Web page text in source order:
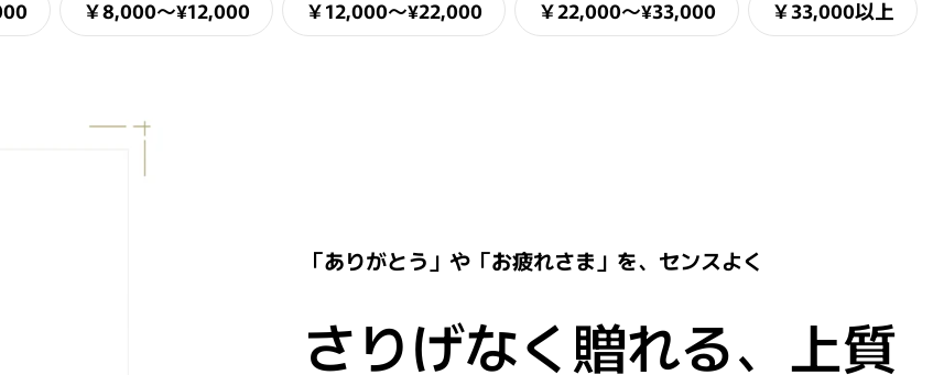
￥8,000〜¥12,000 ￥12,000〜¥22,000 ￥22,000〜¥33,000 ￥33,000以上
「ありがとう」や「お疲れさま」を、センスよく
さりげなく贈れる、上質